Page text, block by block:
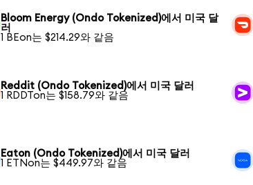
Bloom Energy (Ondo Tokenized)에서 미국 달
러
1 BEon는 $214.29와 같음
Reddit (Ondo Tokenized)에서 미국 달러
1 RDDTon는 $158.79와 같음
Eaton (Ondo Tokenized)에서 미국 달러
1 ETNon는 $449.97와 같음